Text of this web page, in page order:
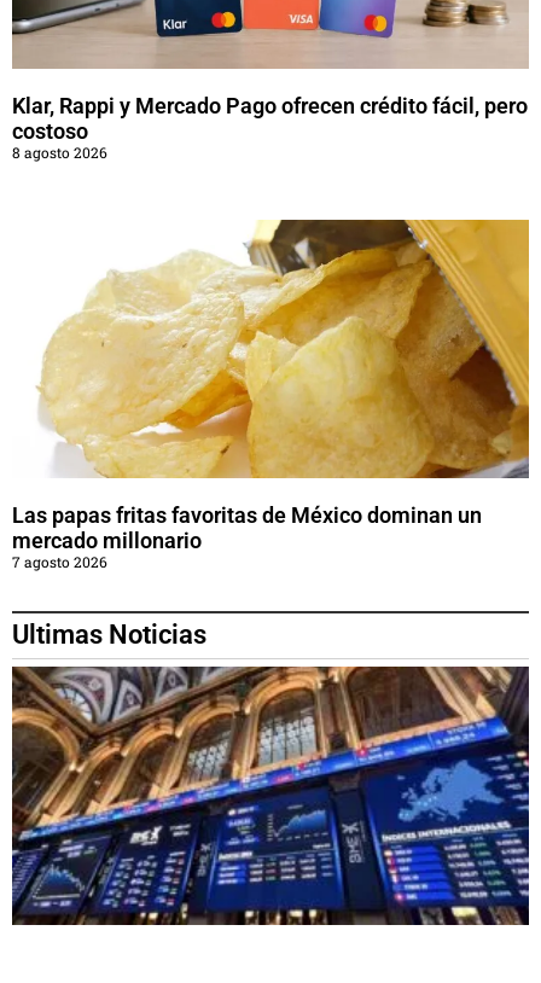
Klar, Rappi y Mercado Pago ofrecen crédito fácil, pero
costoso
8 agosto 2026
Las papas fritas favoritas de México dominan un
mercado millonario
7 agosto 2026
Ultimas Noticias